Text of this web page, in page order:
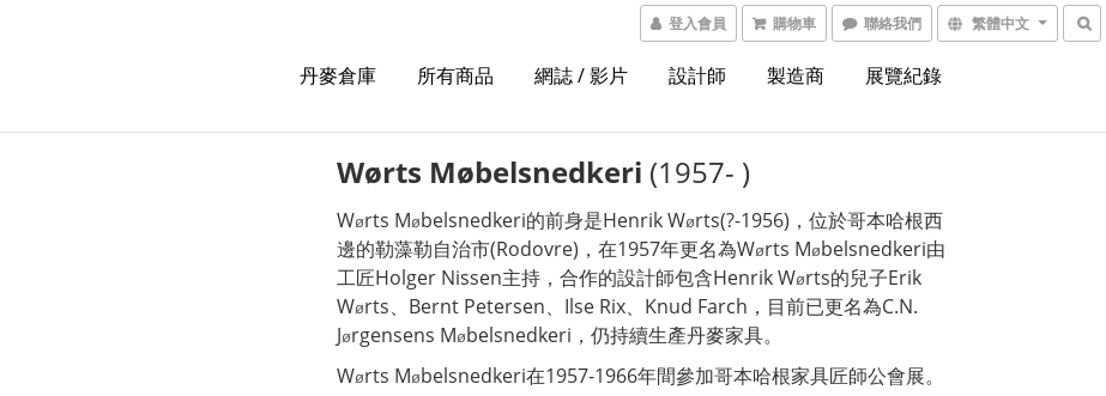
登入會員 購物車 聯絡我們 繁體中文
丹麥倉庫 所有商品 網誌 / 影片 設計師 製造商 展覽紀錄
Wørts Møbelsnedkeri (1957- )
Wørts Møbelsnedkeri的前身是Henrik Wørts(?-1956)，位於哥本哈根西
邊的勒藻勒自治市(Rodovre)，在1957年更名為Wørts Møbelsnedkeri由
工匠Holger Nissen主持，合作的設計師包含Henrik Wørts的兒子Erik
Wørts、Bernt Petersen、Ilse Rix、Knud Farch，目前已更名為C.N.
Jørgensens Møbelsnedkeri，仍持續生產丹麥家具。
Wørts Møbelsnedkeri在1957-1966年間參加哥本哈根家具匠師公會展。